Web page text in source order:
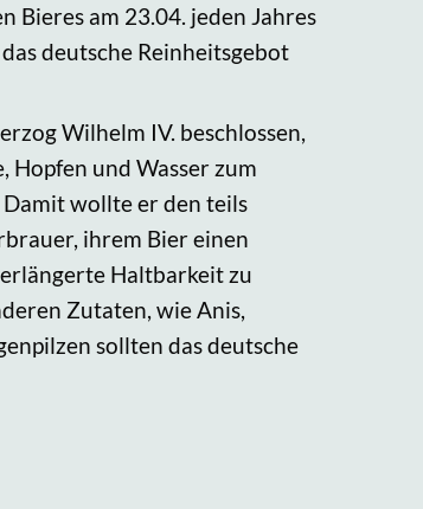
Bieres am 23.04. jeden Jahres
deutsche Reinheitsgebot
Wilhelm IV. beschlossen,
Hopfen und Wasser zum
wollte er den teils
ihrem Bier einen
Haltbarkeit zu
Zutaten, wie Anis,
sollten das deutsche